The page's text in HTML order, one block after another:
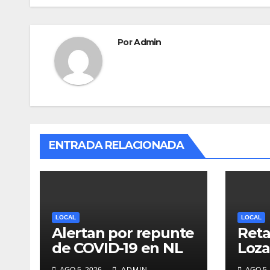
k
PorAdmin
ENTRADA RELACIONADA
LOCAL
Alertan por repunte
de COVID-19 en NL
LOCAL